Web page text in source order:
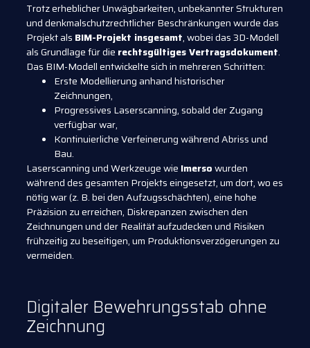
Trotz erheblicher Unwägbarkeiten, unbekannter Strukturen
und denkmalschutzrechtlicher Beschränkungen wurde das
Projekt als BIM-Projekt insgesamt, wobei das 3D-Modell
als Grundlage für die rechtsgültiges Vertragsdokument.
Das BIM-Modell entwickelte sich in mehreren Schritten:
Erste Modellierung anhand historischer
Zeichnungen,
Progressives Laserscanning, sobald der Zugang
verfügbar war,
Kontinuierliche Verfeinerung während Abriss und
Bau.
Laserscanning und Werkzeuge wie Imersowurden
während des gesamten Projekts eingesetzt, um dort, wo es
nötig war (z. B. bei den Aufzugsschächten), eine hohe
Präzision zu erreichen, Diskrepanzen zwischen den
Zeichnungen und der Realität aufzudecken und Risiken
frühzeitig zu beseitigen, um Produktionsverzögerungen zu
vermeiden.
Digitaler Bewehrungsstab ohne
Zeichnung